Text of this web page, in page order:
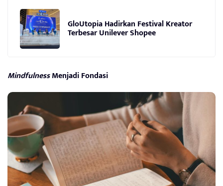
GloUtopia Hadirkan Festival Kreator
Terbesar Unilever Shopee
MindfulnessMenjadi Fondasi